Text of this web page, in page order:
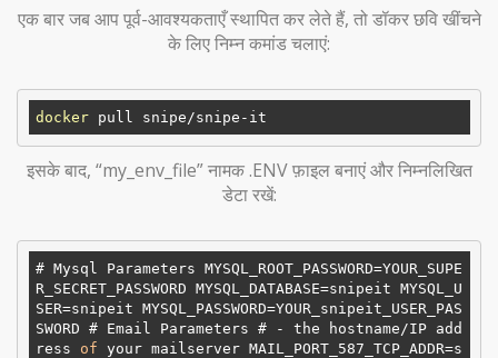
एक बार जब आप पूर्व-आवश्यकताएँ स्थापित कर लेते हैं, तो डॉकर छवि खींचने
के लिए निम्न कमांड चलाएं:
docker
इसके बाद, “my_env_file” नामक .ENV फ़ाइल बनाएं और निम्नलिखित
डेटा रखें:
# Mysql Parameters MYSQL_ROOT_PASSWORD=YOUR_SUPE
R_SECRET_PASSWORD MYSQL_DATABASE=snipeit MYSQL_U
SER=snipeit MYSQL_PASSWORD=YOUR_snipeit_USER_PAS
SWORD # Email Parameters # - the hostname/IP add
ress of your mailserver MAIL_PORT_587_TCP_ADDR=s